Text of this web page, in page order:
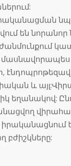
են
և
բժիշկները: